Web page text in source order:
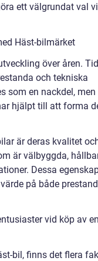
ett välgrundat val
Häst-bilmärket
över åren.
och tekniska
som en nackdel, men
hjälpt till att forma
är deras kvalitet
är välbyggda,
Dessa
på både
vid köp av
bil, finns det flera